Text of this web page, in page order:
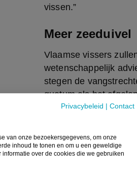
Privacybeleid | Contact
van onze bezoekersgegevens, om onze
inhoud te tonen en om u een geweldige
over de cookies die we gebruiken
vissen.”
Meer zeeduivel
Vlaamse vissers
wetenschappelijk
stegen de
quotum als het
De vangstrechten
er uit voorzorg,
beschikking zijn.
kennen aan een
ILVO meer